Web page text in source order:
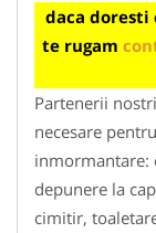
daca doresti
te rugam
Partenerii
necesare
inmormantare:
depunere la
cimitir,